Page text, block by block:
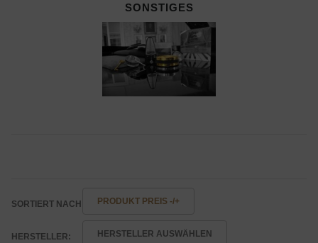
SONSTIGES
SORTIERT NACH PRODUKT PREIS -/+
HERSTELLER: HERSTELLER AUSWÄHLEN